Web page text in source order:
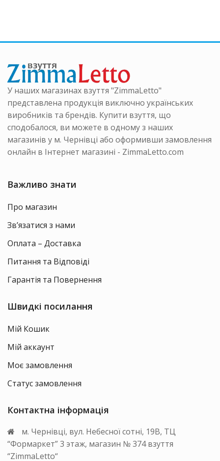
У наших магазинах взуття "ZimmaLetto"
представлена продукція виключно українських
виробників та брендів. Купити взуття, що
сподобалося, ви можете в одному з наших
магазинів у м. Чернівці або оформивши замовлення
онлайн в Інтернет магазині - ZimmaLetto.com
Важливо знати
Про магазин
Зв’язатися з нами
Оплата – Доставка
Питання та Відповіді
Гарантія та Повернення
Швидкі посилання
Мій Кошик
Мій аккаунт
Моє замовлення
Статус замовлення
Контактна інформація
м. Чернівці, вул. Небесної сотні, 19В, ТЦ
“Формаркет” 3 этаж, магазин № 374 взуття
“ZimmaLetto“